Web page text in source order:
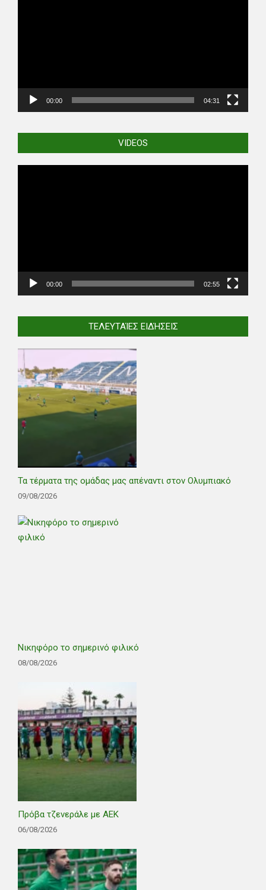
00:00 04:31
VIDEOS
00:00 02:55
ΤΕΛΕΥΤΑΊΕΣ ΕΙΔΉΣΕΙΣ
Τα τέρματα της ομάδας μας απέναντι στον Ολυμπιακό
09/08/2026
Νικηφόρο το σημερινό φιλικό
08/08/2026
Πρόβα τζενεράλε με ΑΕΚ
06/08/2026